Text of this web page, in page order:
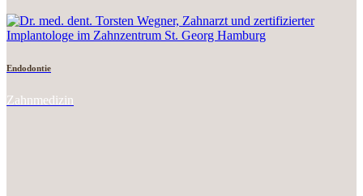
Endodontie
Zahnmedizin